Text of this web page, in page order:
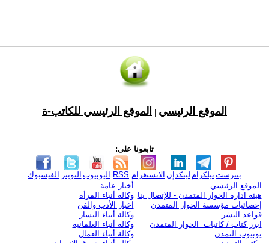
الموقع الرئيسي الموقع الرئيسي للكاتب-ة
تابعونا على:
الفيسبوك التويتر اليوتيوب RSS الانستغرام لينكدإن تيلكرامبنترست
الموقع الرئيسي
هيئة ادارة الحوار المتمدن - للإتصال بنا
إحصائيات مؤسسة الحوار المتمدن
قواعد النشر
ابرز كتاب / كاتبات الحوار المتمدن
يوتيوب التمدن
أخبار عامة
وكالة أنباء المرأة
اخبار الأدب والفن
وكالة أنباء اليسار
وكالة أنباء العلمانية
وكالة أنباء العمال